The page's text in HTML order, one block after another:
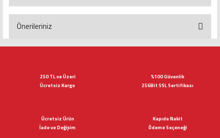
Önerileriniz
Ürün bilgilerinde hatalar bulunuyor.
250 TL ve Üzeri
Ücretsiz Kargo
%100 Güvenlik
256Bit SSL Sertifikası
Ücretsiz Ürün
İade ve Değişim
Kapıda Nakit
Ödeme Seçeneği